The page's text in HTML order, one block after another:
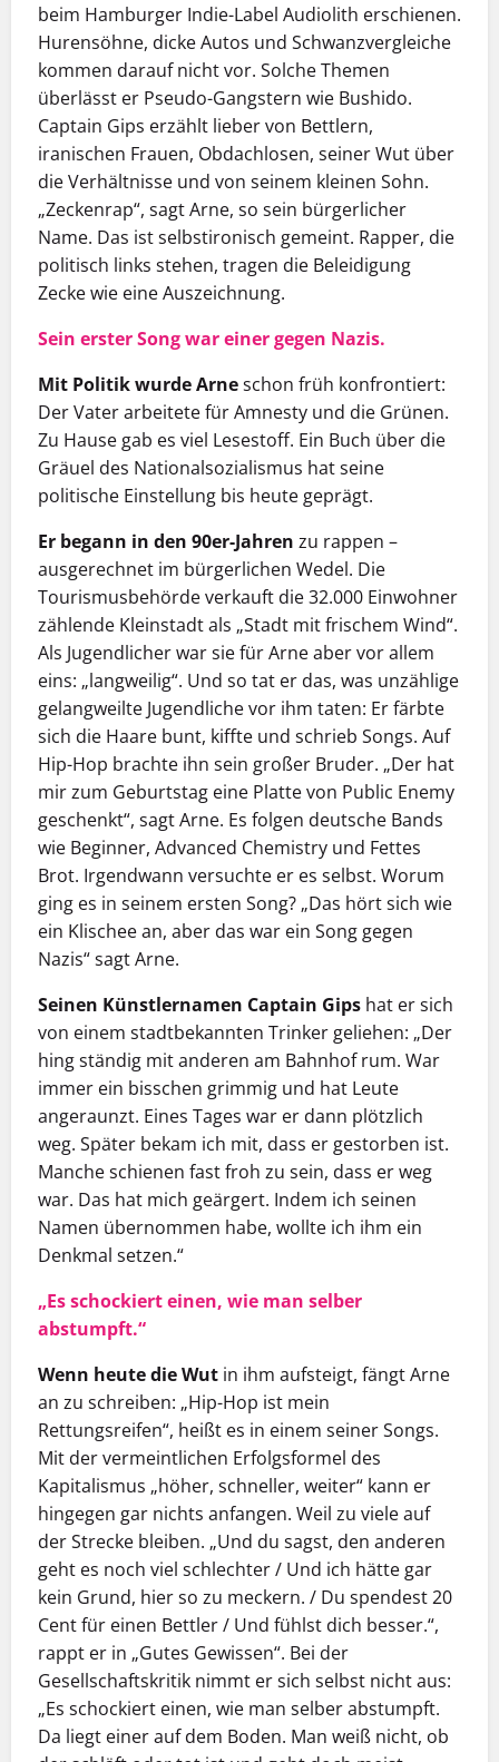
beim Hamburger Indie-Label Audiolith erschienen.
Hurensöhne, dicke Autos und Schwanzvergleiche
kommen darauf nicht vor. Solche Themen
überlässt er Pseudo-Gangstern wie Bushido.
Captain Gips erzählt lieber von Bettlern,
iranischen Frauen, Obdachlosen, seiner Wut über
die Verhältnisse und von seinem kleinen Sohn.
„Zeckenrap“, sagt Arne, so sein bürgerlicher
Name. Das ist selbstironisch gemeint. Rapper, die
politisch links stehen, tragen die Beleidigung
Zecke wie eine Auszeichnung.
Sein erster Song war einer gegen Nazis.
Mit Politik wurde Arneschon früh konfrontiert:
Der Vater arbeitete für Amnesty und die Grünen.
Zu Hause gab es viel Lesestoff. Ein Buch über die
Gräuel des Nationalsozialismus hat seine
politische Einstellung bis heute geprägt.
Er begann in den 90er-Jahren zu rappen –
ausgerechnet im bürgerlichen Wedel. Die
Tourismusbehörde verkauft die 32.000 Einwohner
zählende Kleinstadt als „Stadt mit frischem Wind“.
Als Jugendlicher war sie für Arne aber vor allem
eins: „langweilig“. Und so tat er das, was unzählige
gelangweilte ­Jugendliche vor ihm taten: Er färbte
sich die Haare bunt, kiffte und schrieb Songs. Auf
Hip-Hop brachte ihn sein großer Bruder. „Der hat
mir zum Geburtstag eine Platte von Public Enemy
geschenkt“, sagt Arne. Es folgen deutsche Bands
wie Beginner, Advanced Chemistry und Fettes
Brot. Irgendwann versuchte er es selbst. Worum
ging es in seinem ersten Song? „Das hört sich wie
ein Klischee an, aber das war ein Song ­gegen
Nazis“ sagt Arne.
Seinen Künstlernamen Captain Gips hat er sich
von einem stadtbekannten Trinker geliehen: „Der
hing ständig mit anderen am Bahnhof rum. War
immer ein bisschen grimmig und hat Leute
angeraunzt. Eines Tages war er dann plötzlich
weg. Später bekam ich mit, dass er gestorben ist.
Manche schienen fast froh zu sein, dass er weg
war. Das hat mich geärgert. Indem ich seinen
Namen übernommen habe, wollte ich ihm ein
Denkmal setzen.“
„Es schockiert einen, wie man selber
abstumpft.“
Wenn heute die Wut in ihm aufsteigt, fängt Arne
an zu schreiben: „Hip-Hop ist mein
Rettungsreifen“, heißt es in einem seiner Songs.
Mit der vermeintlichen Erfolgsformel des
Kapitalismus „höher, schneller, weiter“ kann er
hingegen gar nichts anfangen. Weil zu viele auf
der Strecke bleiben. „Und du sagst, den anderen
geht es noch viel schlechter / Und ich hätte gar
kein Grund, hier so zu meckern. / Du spendest 20
Cent für einen Bettler / Und fühlst dich besser.“,
rappt er in „Gutes Gewissen“. Bei der
Gesellschaftskritik nimmt er sich selbst nicht aus:
„Es schockiert einen, wie man selber abstumpft.
Da liegt einer auf dem Boden. Man weiß nicht, ob